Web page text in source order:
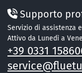
Supporto
Servizio di assistenza
Attivo da Lunedì a
+39 0331